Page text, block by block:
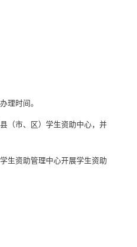
理时间。
（市、区）学生资助中心，并
生资助管理中心开展学生资助